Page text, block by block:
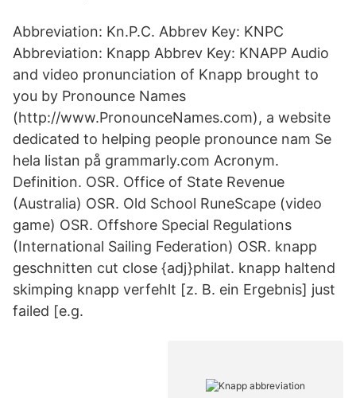
Abbreviation: Kn.P.C. Abbrev Key: KNPC
Abbreviation: Knapp Abbrev Key: KNAPP Audio
and video pronunciation of Knapp brought to
you by Pronounce Names
(http://www.PronounceNames.com), a website
dedicated to helping people pronounce nam Se
hela listan på grammarly.com Acronym.
Definition. OSR. Office of State Revenue
(Australia) OSR. Old School RuneScape (video
game) OSR. Offshore Special Regulations
(International Sailing Federation) OSR. knapp
geschnitten cut close {adj}philat. knapp haltend
skimping knapp verfehlt [z. B. ein Ergebnis] just
failed [e.g.